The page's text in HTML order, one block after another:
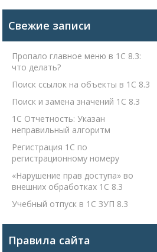
Свежие записи
Пропало главное меню в 1С 8.3:
что делать?
Поиск ссылок на объекты в 1С 8.3
Поиск и замена значений 1С 8.3
1С Отчетность: Указан
неправильный алгоритм
Регистрация 1С по
регистрационному номеру
«Нарушение прав доступа» во
внешних обработках 1С 8.3
Учебный отпуск в 1С ЗУП 8.3
Правила сайта